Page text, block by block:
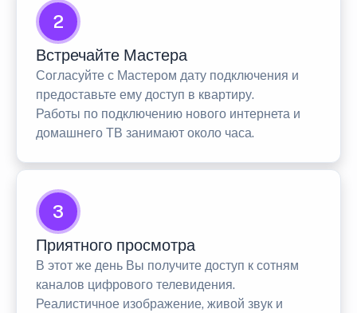
2
Встречайте Мастера
Согласуйте с Мастером дату подключения и
предоставьте ему доступ в квартиру.
Работы по подключению нового интернета и
домашнего ТВ занимают около часа.
3
Приятного просмотра
В этот же день Вы получите доступ к сотням
каналов цифрового телевидения.
Реалистичное изображение, живой звук и